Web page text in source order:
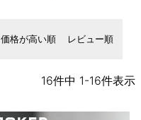
価格が高い順 レビュー順
16件中 1-16件表示